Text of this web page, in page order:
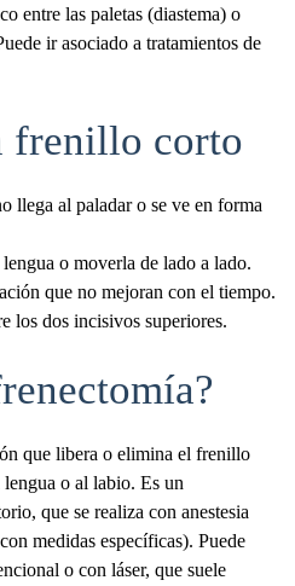
entre las paletas (diastema) o
ir asociado a tratamientos de
frenillo corto
llega al paladar o se ve en forma
o moverla de lado a lado.
que no mejoran con el tiempo.
los dos incisivos superiores.
que libera o elimina el frenillo
o al labio. Es un
que se realiza con anestesia
medidas específicas). Puede
o con láser, que suele